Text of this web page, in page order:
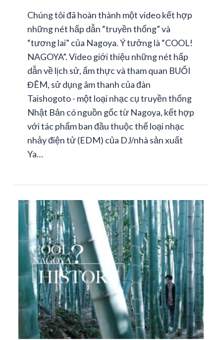
Chúng tôi đã hoàn thành một video kết hợp
những nét hấp dẫn “truyền thống” và
“tương lai” của Nagoya. Ý tưởng là “COOL!
NAGOYA”. Video giới thiệu những nét hấp
dẫn về lịch sử, ẩm thực và tham quan BUỔI
ĐÊM, sử dụng âm thanh của đàn
Taishogoto - một loại nhạc cụ truyền thống
Nhật Bản có nguồn gốc từ Nagoya, kết hợp
với tác phẩm ban đầu thuộc thể loại nhạc
nhảy điện tử (EDM) của DJ/nhà sản xuất
Ya…